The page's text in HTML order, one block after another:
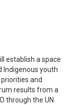
establish a space
Indigenous youth
and
results from a
through the UN